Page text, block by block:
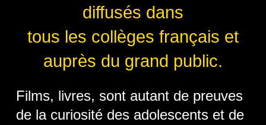
diffusés dans
tous les collèges français et
auprès du grand public.
Films, livres, sont autant de preuves
de la curiosité des adolescents et de